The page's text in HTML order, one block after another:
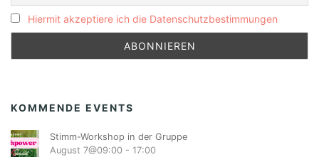
Hiermit akzeptiere ich die Datenschutzbestimmungen
KOMMENDE EVENTS
Stimm-Workshop in der Gruppe
August 7@09:00 - 17:00